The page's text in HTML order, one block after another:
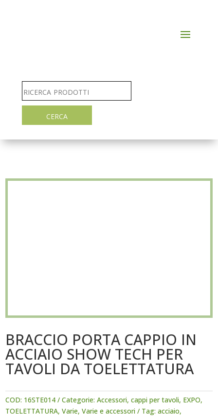
BRACCIO PORTA CAPPIO IN
ACCIAIO SHOW TECH PER
TAVOLI DA TOELETTATURA
COD: 16STE014 Categorie:Accessori,cappi per tavoli, EXPO,
TOELETTATURA,Varie,Varie e accessori Tag:acciaio,